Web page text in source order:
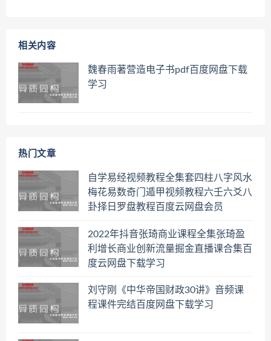
相关内容
魏春雨著营造电子书pdf百度网盘下载
学习
热门文章
自学易经视频教程全集套四柱八字风水
梅花易数奇门遁甲视频教程六壬六爻八
卦择日罗盘教程百度云网盘会员
2022年抖音张琦商业课程全集张琦盈
利增长商业创新流量掘金直播课合集百
度云网盘下载学习
刘守刚《中华帝国财政30讲》音频课
程课件完结百度网盘下载学习